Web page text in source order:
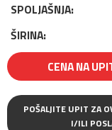
SPOLJAŠNJA:
ŠIRINA:
CENA NA
POŠALJITE UPIT ZA